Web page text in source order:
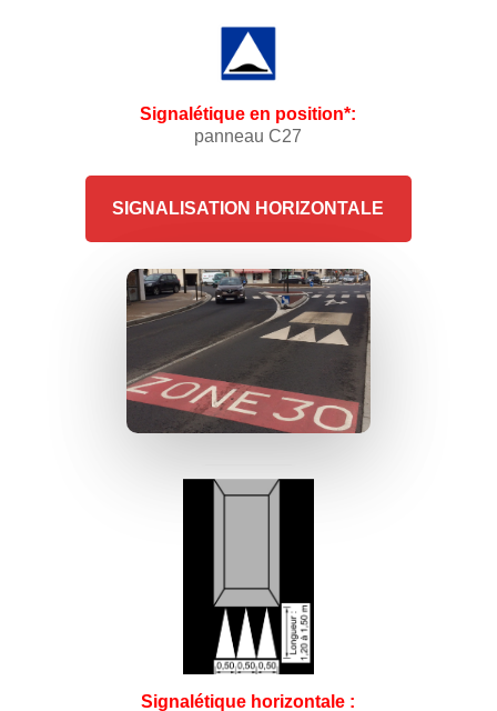
Signalétique en position*:
panneau C27
SIGNALISATION HORIZONTALE
Signalétique horizontale :